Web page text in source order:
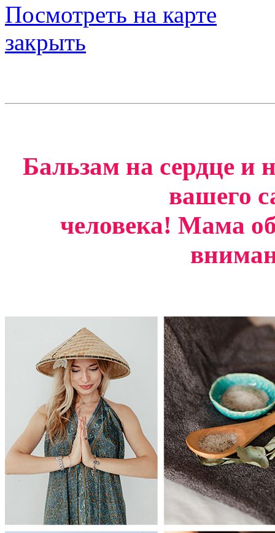
Посмотреть на карте
закрыть
Бальзам на сердце и
вашего
человека! Мама